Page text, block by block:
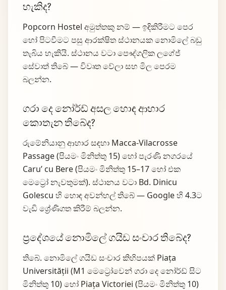
හැකිද?
Popcorn Hostel අමුත්තකු නම් — ඉඳිකිරීමට පෙර
හෝ පිටවීමට පසු ආරක්ෂිත ස්ථානයක නොමිලේ බඩු
තැබිය හැකියි. ස්ථානය වටා පෞද්ගලික ලගේජ්
සේවාත් තිබේ — විවෘත වේලා සහ මිල පෙරම
බලන්න.
ගරා දෙ නෝර්ඩ් අසල හොඳ ආහාර
කොතැන තිබේද?
රුමේනියානු ආහාර සඳහා Macca-Vilacrosse
Passage (පියමං මිනිත්තු 15) හෝ පැරණි නගරයේ
Caru’ cu Bere (පියමං මිනිත්තු 15–17 හෝ එක
මෙට්‍රෝ නැවතුමක්). ස්ථානය වටා Bd. Dinicu
Golescu හි හොඳ අවන්හල් තිබේ — Google හි 4.3ට
වැඩි ශ්‍රේණිගත කිරීම් බලන්න.
ප්‍රදේශයේ නොමිලේ ගයිඩ සංචාර තිබේද?
තිබේ. නොමිලේ ගයිඩ සංචාර කිහිපයක් Piața
Universității (M1 මෙට්‍රෝවෙන් ගරා දෙ නෝර්ඩ් සිට
මිනිත්තු 10) හෝ Piața Victoriei (පියමං මිනිත්තු 10)